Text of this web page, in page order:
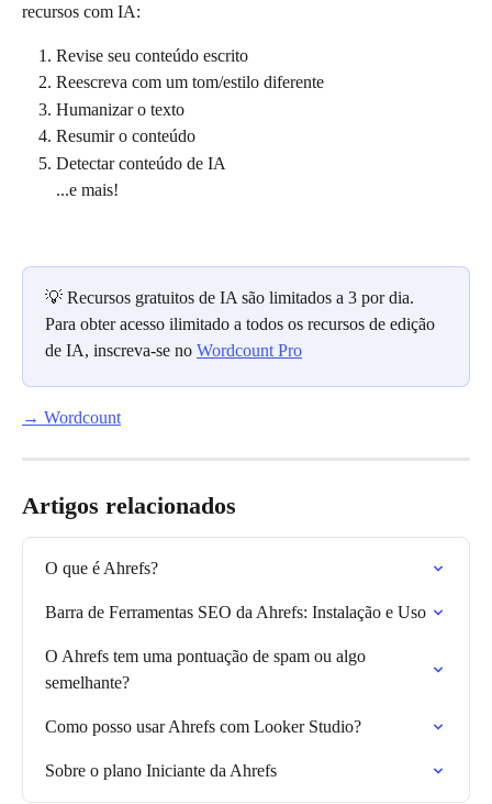
recursos com IA:
Revise seu conteúdo escrito
Reescreva com um tom/estilo diferente
Humanizar o texto
Resumir o conteúdo
Detectar conteúdo de IA
...e mais!
💡 Recursos gratuitos de IA são limitados a 3 por dia.
Para obter acesso ilimitado a todos os recursos de edição
de IA, inscreva-se no Wordcount Pro
→ Wordcount
Artigos relacionados
O que é Ahrefs?
Barra de Ferramentas SEO da Ahrefs: Instalação e Uso
O Ahrefs tem uma pontuação de spam ou algo
semelhante?
Como posso usar Ahrefs com Looker Studio?
Sobre o plano Iniciante da Ahrefs